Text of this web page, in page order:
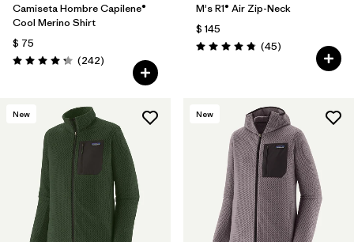
Camiseta Hombre Capilene®
Cool Merino Shirt
$ 75
Valoración: 4.3 / 5
(242Comentarios
)
M's R1® Air Zip-Neck
$ 145
Valoración: 4.9 / 5
(45Comentarios
)
New New